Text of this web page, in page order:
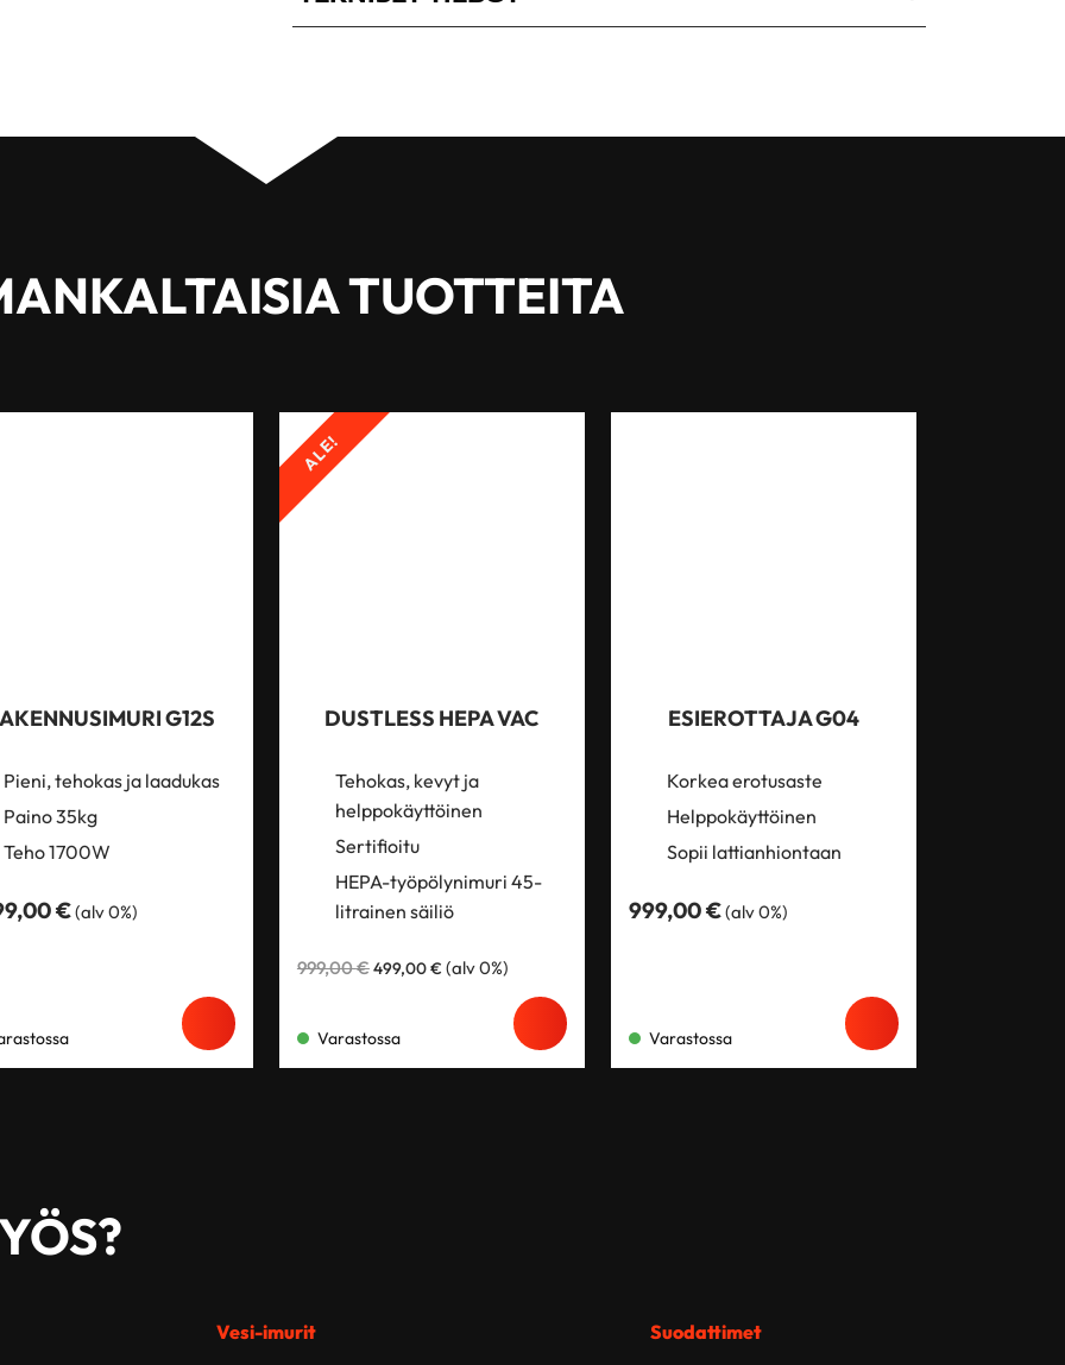
TUOTTEITA
G12S
Pieni, tehokas ja laadukas
Paino 35kg
Teho 1700W
€(alv 0%)
ALE!
DUSTLESS HEPA VAC
Tehokas, kevyt ja
helppokäyttöinen
Sertifioitu
HEPA-työpölynimuri 45-
litrainen säiliö
999,00€Alkuperäinen
hinta
499,00€Nykyinen
hinta
499,00 €.
(alv 0%)
Varastossa
ESIEROTTAJA G04
Korkea erotusaste
Helppokäyttöinen
Sopii lattianhiontaan
999,00€(alv 0%)
Varastossa
Vesi-imurit Suodattimet